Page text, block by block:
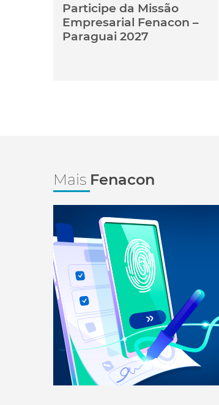
Participe da Missão
Empresarial Fenacon –
Paraguai 2027
Mais Fenacon